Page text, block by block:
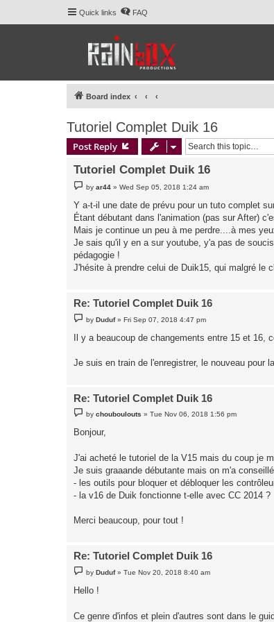
Quick links FAQ
Board index
Tutoriel Complet Duik 16
Post Reply
Tutoriel Complet Duik 16
P
o
t
byar44 »Wed Sep 05, 2018 1:24 am
Y a-t-il une date de prévu pour un tuto complet
Étant débutant dans l'animation (pas sur After)
Mais je continue un peu à me perdre....à mes
Je sais qu'il y en a sur youtube, y'a pas de
pédagogie !
J'hésite à prendre celui de Duik15, qui malgré le
Re: Tutoriel Complet Duik 16
P
o
t
byDuduf»Fri Sep 07, 2018 4:47 pm
Il y a beaucoup de changements entre 15 et 16,
Je suis en train de l'enregistrer, le nouveau pour
Re: Tutoriel Complet Duik 16
P
o
t
bychouboulouts »Tue Nov 06, 2018 1:56 pm
Bonjour,
J'ai acheté le tutoriel de la V15 mais du coup je
Je suis graaande débutante mais on m'a
- les outils pour bloquer et débloquer les
- la v16 de Duik fonctionne t-elle avec CC 2014 ?
Merci beaucoup, pour tout !
Re: Tutoriel Complet Duik 16
P
o
s
t
byDuduf»Tue Nov 20, 2018 8:40 am
Hello !
Ce genre d'infos et plein d'autres sont dans le